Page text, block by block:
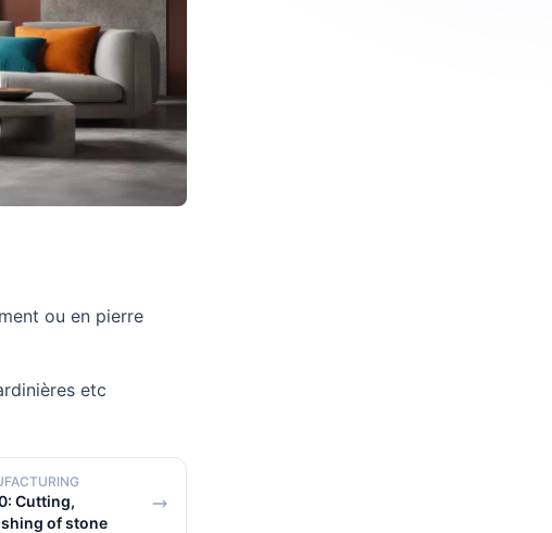
ou en pierre
etc
Cutting,
of stone